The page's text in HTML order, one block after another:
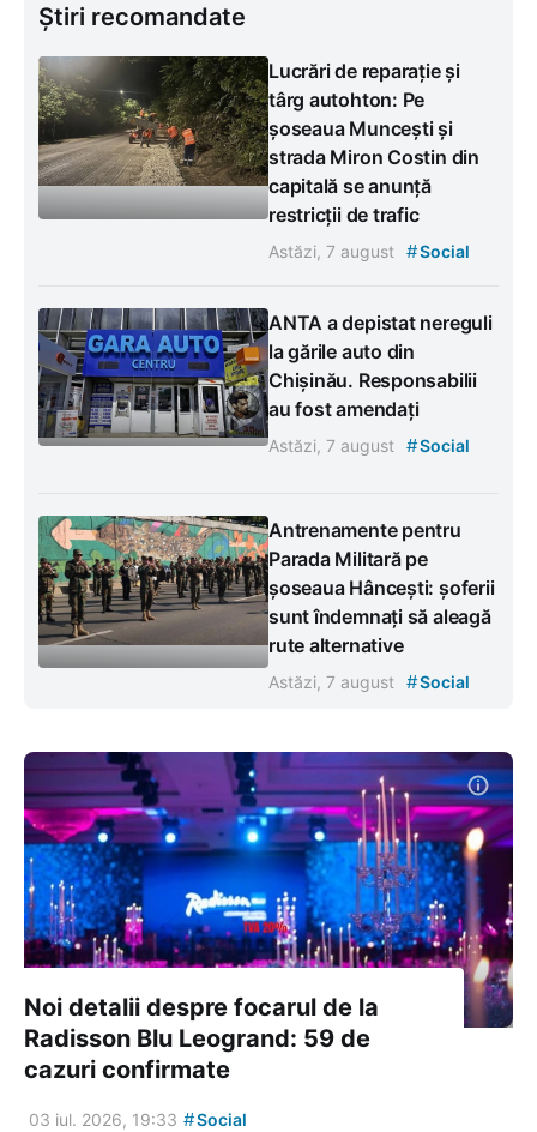
Știri recomandate
Lucrări de reparație și
târg autohton: Pe
șoseaua Muncești și
strada Miron Costin din
capitală se anunță
restricții de trafic
Astăzi, 7 august #Social
ANTA a depistat nereguli
la gările auto din
Chișinău. Responsabilii
au fost amendați
Astăzi, 7 august #Social
Antrenamente pentru
Parada Militară pe
șoseaua Hâncești: șoferii
sunt îndemnați să aleagă
rute alternative
Astăzi, 7 august #Social
Noi detalii despre focarul de la
Radisson Blu Leogrand: 59 de
cazuri confirmate
03 iul. 2026, 19:33 #Social